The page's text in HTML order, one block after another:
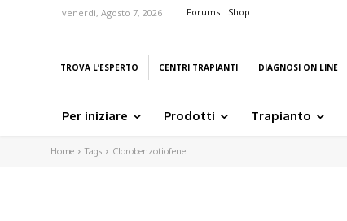
venerdì, Agosto 7, 2026 Forums Shop
TROVA L’ESPERTO CENTRI TRAPIANTI DIAGNOSI ON LINE
Per iniziare Prodotti Trapianto
Home Tags Clorobenzotiofene